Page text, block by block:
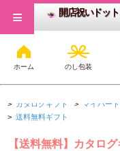
開店祝いドッ
ホーム のし包装
≡
> カタログギフト > マイハー
> 送料無料ギフト
【送料無料】カタロ